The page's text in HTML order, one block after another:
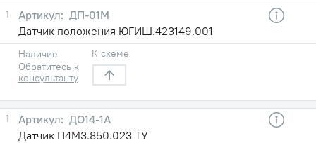
1
ДП-01М
Датчик положения ЮГИШ.423149.001
Наличие
Обратитесь к
консультанту
К схеме
1
ДО14-1А
Датчик П4М3.850.023 ТУ